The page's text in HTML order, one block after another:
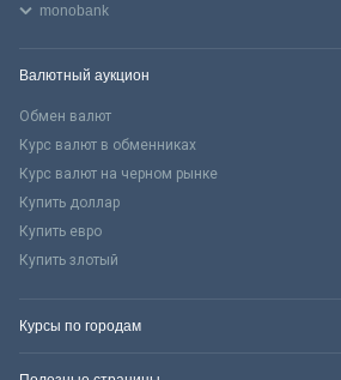
monobank
Валютный аукцион
Обмен валют
Курс валют в обменниках
Курс валют на черном рынке
Купить доллар
Купить евро
Купить злотый
Курсы по городам